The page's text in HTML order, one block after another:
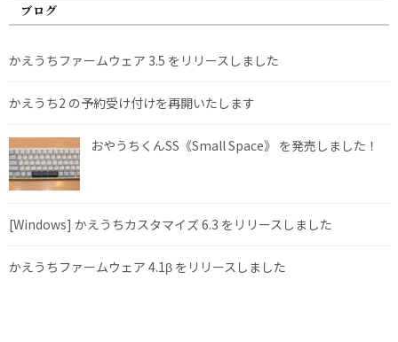
ブログ
かえうちファームウェア 3.5 をリリースしました
かえうち2 の予約受け付けを再開いたします
おやうちくんSS《Small Space》 を発売しました！
[Windows] かえうちカスタマイズ 6.3 をリリースしました
かえうちファームウェア 4.1β をリリースしました